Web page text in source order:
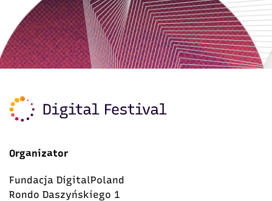
Organizator
Fundacja DigitalPoland
Rondo Daszyńskiego 1